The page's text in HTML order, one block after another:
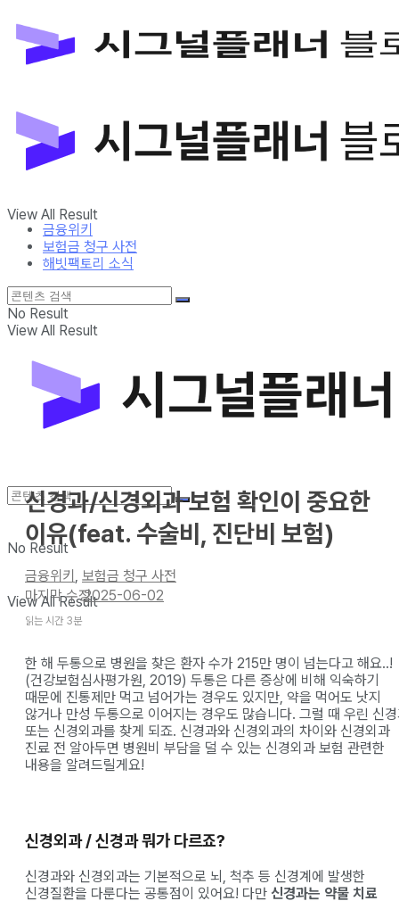
보험금 청구 사전
해빗팩토리 소식
View All Result
금융위키
보험금 청구 사전
해빗팩토리 소식
No Result
View All Result
No Result
View All Result
신경과/신경외과 보험 확인이 중요한
이유(feat. 수술비, 진단비 보험)
금융위키
보험금 청구 사전
2025-06-02
읽는 시간 3분
한 해 두통으로 병원을 찾은 환자 수가 215만 명이 넘는다고 해요..!
(건강보험심사평가원, 2019) 두통은 다른 증상에 비해 익숙하기
때문에 진통제만 먹고 넘어가는 경우도 있지만, 약을 먹어도 낫지
않거나 만성 두통으로 이어지는 경우도 많습니다. 그럴 때 우린 신
또는 신경외과를 찾게 되죠. 신경과와 신경외과의 차이와 신경외과
진료 전 알아두면 병원비 부담을 덜 수 있는 신경외과 보험 관련한
내용을 알려드릴게요!
신경외과 / 신경과 뭐가 다르죠?
신경과와 신경외과는 기본적으로 뇌, 척추 등 신경계에 발생한
신경질환을 다룬다는 공통점이 있어요! 다만 신경과는 약물 치료